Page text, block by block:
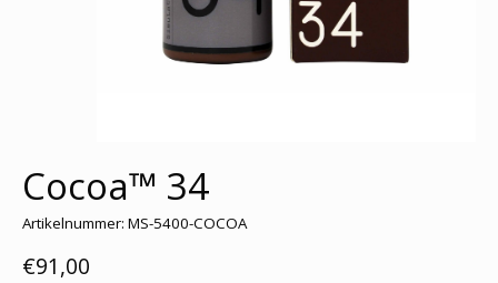
Cocoa™ 34
Artikelnummer: MS-5400-COCOA
€91,00